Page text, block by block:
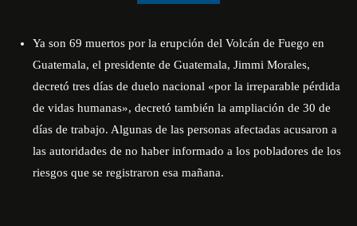
Ya son 69 muertos por la erupción del Volcán de Fuego en
Guatemala, el presidente de Guatemala, Jimmi Morales,
decretó tres días de duelo nacional «por la irreparable pérdida
de vidas humanas», decretó también la ampliación de 30 de
días de trabajo. Algunas de las personas afectadas acusaron a
las autoridades de no haber informado a los pobladores de los
riesgos que se registraron esa mañana.